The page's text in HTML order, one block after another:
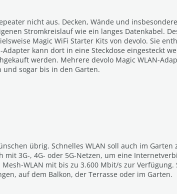
nicht aus. Decken, Wände und
Stromkreislauf wie ein langes Datenkabel.
Magic WiFi Starter Kits von devolo. Sie
kann dort in eine Steckdose eingesteckt
werden. Mehrere devolo Magic WLAN-
und sogar bis in den Garten.
übrig. Schnelles WLAN soll auch im
mit 3G-, 4G- oder 5G-Netzen, um eine
WLAN mit bis zu 3.600 Mbit/s zur
auf dem Balkon, der Terrasse oder im Garten.